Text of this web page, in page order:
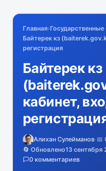
Главная›
Байтерек кз
регистрация
Байтерек кз
кабинет,
Алихан Сулейманов·📅
🔄 Обновлено13 сентября
0 комментариев